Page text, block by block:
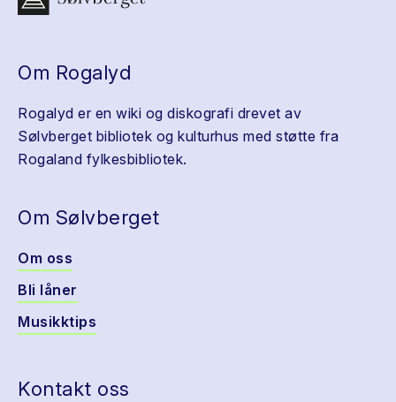
Om Rogalyd
Rogalyd er en wiki og diskografi drevet av
Sølvberget bibliotek og kulturhus med støtte fra
Rogaland fylkesbibliotek.
Om Sølvberget
Om oss
Bli låner
Musikktips
Kontakt oss